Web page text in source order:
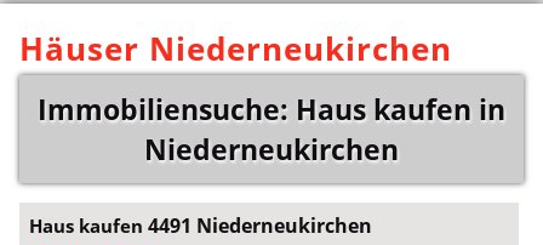
Häuser Niederneukirchen
Immobiliensuche: Haus kaufen in
Niederneukirchen
Haus kaufen4491 Niederneukirchen